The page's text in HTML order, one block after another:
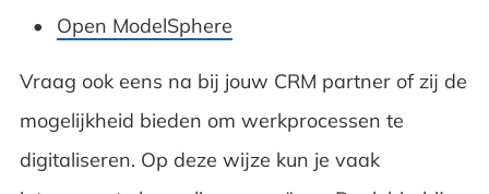
Open ModelSphere
Vraag ook eens na bij jouw CRM partner of zij de
mogelijkheid bieden om werkprocessen te
digitaliseren. Op deze wijze kun je vaak